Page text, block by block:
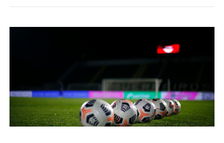
BRASIL
ENTRETENIMENTO
ENQUETE